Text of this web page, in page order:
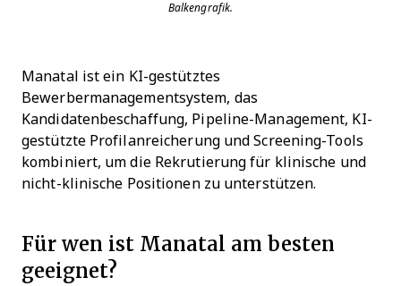
Balkengrafik.
Manatal ist ein KI-gestütztes
Bewerbermanagementsystem, das
Kandidatenbeschaffung, Pipeline-Management, KI-
gestützte Profilanreicherung und Screening-Tools
kombiniert, um die Rekrutierung für klinische und
nicht-klinische Positionen zu unterstützen.
Für wen ist Manatal am besten
geeignet?